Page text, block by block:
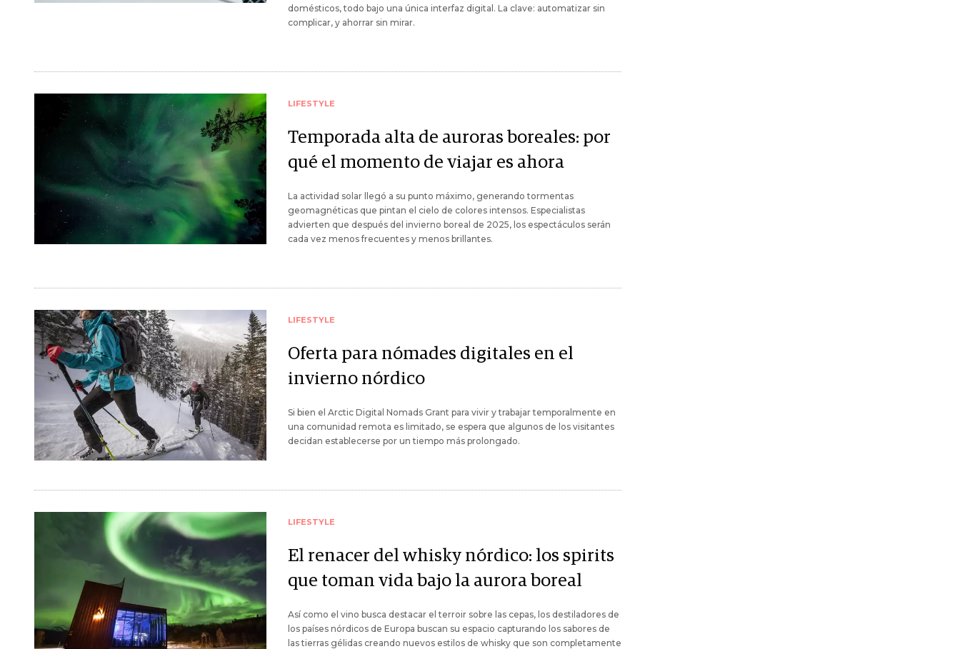
domésticos, todo bajo una única interfaz digital. La clave: automatizar sin
complicar, y ahorrar sin mirar.
LIFESTYLE
Temporada alta de auroras boreales: por
qué el momento de viajar es ahora
La actividad solar llegó a su punto máximo, generando tormentas
geomagnéticas que pintan el cielo de colores intensos. Especialistas
advierten que después del invierno boreal de 2025, los espectáculos serán
cada vez menos frecuentes y menos brillantes.
LIFESTYLE
Oferta para nómades digitales en el
invierno nórdico
Si bien el Arctic Digital Nomads Grant para vivir y trabajar temporalmente en
una comunidad remota es limitado, se espera que algunos de los visitantes
decidan establecerse por un tiempo más prolongado.
LIFESTYLE
El renacer del whisky nórdico: los spirits
que toman vida bajo la aurora boreal
Así como el vino busca destacar el terroir sobre las cepas, los destiladores de
los países nórdicos de Europa buscan su espacio capturando los sabores de
las tierras gélidas creando nuevos estilos de whisky que son completamente